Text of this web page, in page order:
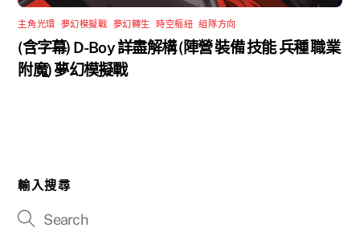
主角光環 夢幻模擬戰 夢幻轉生 ,時空樞紐 ,組隊方向
(含字幕) D-Boy 詳盡解構 (陣營 裝備 技能 兵種 職業
附魔) 夢幻模擬戰
輸入搜尋